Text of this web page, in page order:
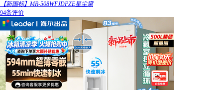
【新国标】MR-508WFJDPZE星尘黛
94条评价